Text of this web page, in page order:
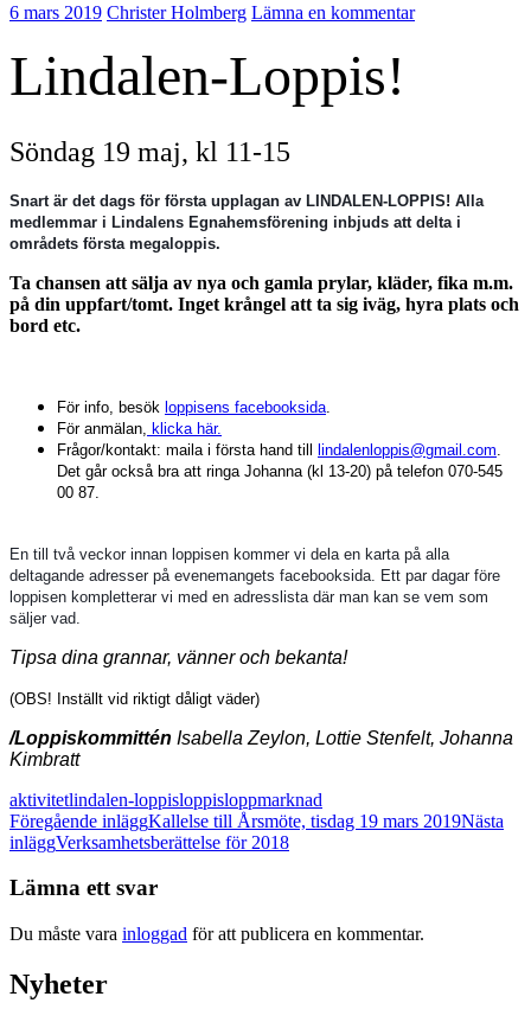
6 mars 2019 Christer Holmberg Lämna en kommentar
Lindalen-Loppis!
Söndag 19 maj, kl 11-15
Snart är det dags för första upplagan av LINDALEN-LOPPIS! Alla
medlemmar i Lindalens Egnahemsförening inbjuds att delta i
områdets första megaloppis.
Ta chansen att sälja av nya och gamla prylar, kläder, fika m.m.
på din uppfart/tomt. Inget krångel att ta sig iväg, hyra plats och
bord etc.
För info, besök loppisens facebooksida
För anmälan, klicka här.
Frågor/kontakt: maila i första hand till lindalenloppis@gmail.com
Det går också bra att ringa Johanna (kl 13-20) på telefon 070-545
00 87.
En till två veckor innan loppisen kommer vi dela en karta på alla
deltagande adresser på evenemangets facebooksida. Ett par dagar före
loppisen kompletterar vi med en adresslista där man kan se vem som
säljer vad.
Tipsa dina grannar, vänner och bekanta!
(OBS! Inställt vid riktigt dåligt väder)
/Loppiskommittén Isabella Zeylon, Lottie Stenfelt, Johanna
Kimbratt
aktivitetlindalen-loppisloppisloppmarknad
Inläggsnavigering
Föregående inläggKallelse till Årsmöte, tisdag 19 mars 2019Nästa
inläggVerksamhetsberättelse för 2018
Lämna ett svar
Du måste vara inloggad för att publicera en kommentar.
Nyheter